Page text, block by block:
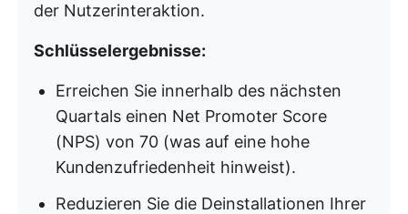
der Nutzerinteraktion.
Schlüsselergebnisse:
Erreichen Sie innerhalb des nächsten
Quartals einen Net Promoter Score
(NPS) von 70 (was auf eine hohe
Kundenzufriedenheit hinweist).
Reduzieren Sie die Deinstallationen Ihrer